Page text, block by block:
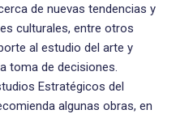
de nuevas tendencias y
culturales, entre otros
al estudio del arte y
toma de decisiones.
Estratégicos del
algunas obras, en